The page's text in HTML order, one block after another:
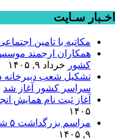
اخـبار سـایت
مکاتبه با تامین
همکاران ارجمند
کشور خرداد ۹, ۱۴۰۵
تشکیل شعب دبیرخانه
سراسر کشور آغاز شد
آغاز ثبت نام همایش
۱۴۰۵
مراسم بزرگداشت ۵ شهریور امسال رویدادی تاریخی
۹, ۱۴۰۵